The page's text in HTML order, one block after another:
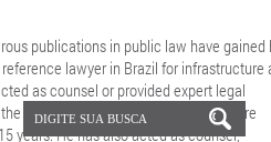
publications in public law have gained
lawyer in Brazil for infrastructure
as counsel or provided expert legal
largest government and infrastructure
years. He has also acted as counsel,